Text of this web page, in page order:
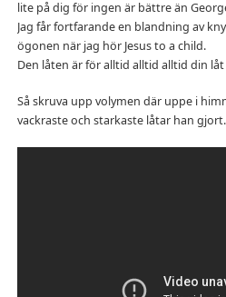
lite på dig för ingen är bättre än
Jag får fortfarande en blandning av
ögonen när jag hör Jesus to a child.
Den låten är för alltid alltid alltid din
Så skruva upp volymen där uppe i
vackraste och starkaste låtar han gjort.